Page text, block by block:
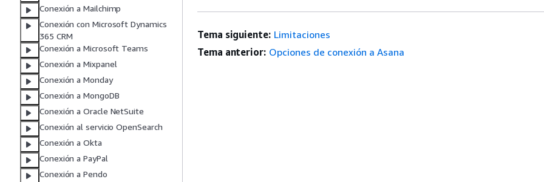
Conexión a Mailchimp
Conexión con Microsoft Dynamics
365 CRM
Conexión a Microsoft Teams
Conexión a Mixpanel
Conexión a Monday
Conexión a MongoDB
Conexión a Oracle NetSuite
Conexión al servicio OpenSearch
Conexión a Okta
Conexión a PayPal
Conexión a Pendo
Tema siguiente: Limitaciones
Tema anterior: Opciones de conexión a Asana